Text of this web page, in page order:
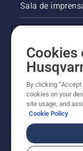
Sala de
Outros
A abordagem
Cookies
By clicking
cookies on your
site usage, and
Cookie Policy